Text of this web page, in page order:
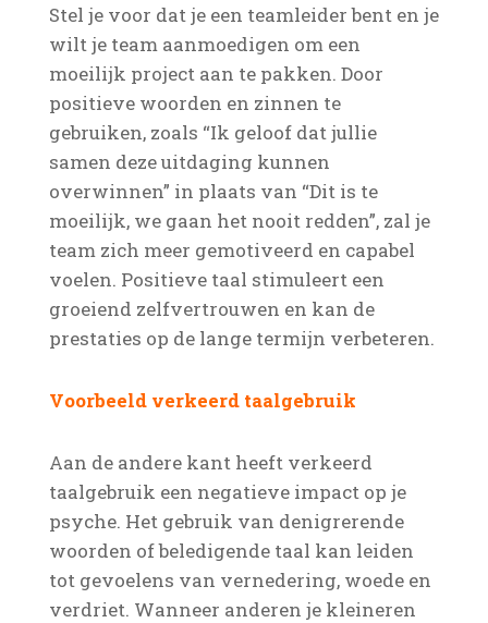
Stel je voor dat je een teamleider bent en je
wilt je team aanmoedigen om een
moeilijk project aan te pakken. Door
positieve woorden en zinnen te
gebruiken, zoals “Ik geloof dat jullie
samen deze uitdaging kunnen
overwinnen” in plaats van “Dit is te
moeilijk, we gaan het nooit redden”, zal je
team zich meer gemotiveerd en capabel
voelen. Positieve taal stimuleert een
groeiend zelfvertrouwen en kan de
prestaties op de lange termijn verbeteren.
Voorbeeld verkeerd taalgebruik
Aan de andere kant heeft verkeerd
taalgebruik een negatieve impact op je
psyche. Het gebruik van denigrerende
woorden of beledigende taal kan leiden
tot gevoelens van vernedering, woede en
verdriet. Wanneer anderen je kleineren